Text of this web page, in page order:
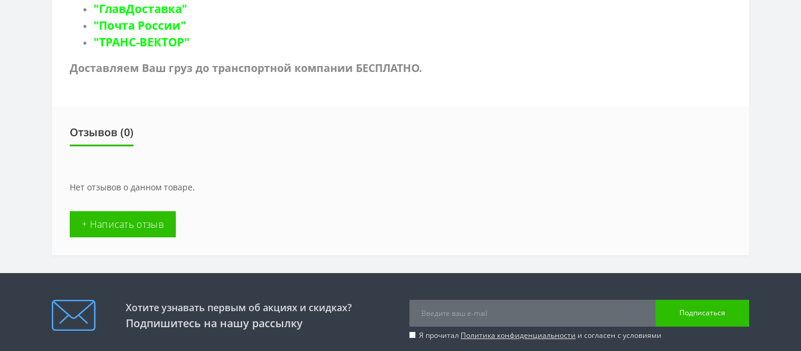
"ГлавДоставка"
"Почта России"
"ТРАНС-ВЕКТОР"
Доставляем Ваш груз до транспортной компании БЕСПЛАТНО.
Отзывов (0)
Нет отзывов о данном товаре.
+ Написать отзыв
Хотите узнавать первым об акциях и скидках?
Подпишитесь на нашу рассылку
Подписаться
Я прочитал Политика конфиденциальности и согласен с условиями